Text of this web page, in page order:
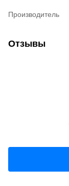
Производитель
Отзывы